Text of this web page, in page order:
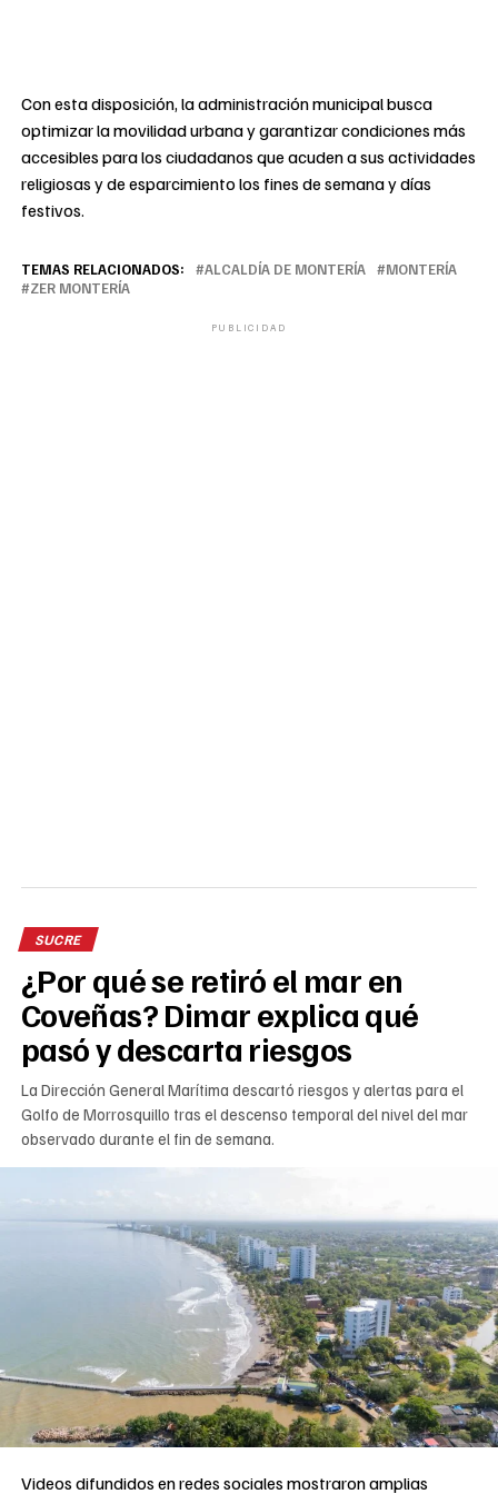
Con esta disposición, la administración municipal busca
optimizar la movilidad urbana y garantizar condiciones más
accesibles para los ciudadanos que acuden a sus actividades
religiosas y de esparcimiento los fines de semana y días
festivos.
TEMAS RELACIONADOS: ALCALDÍA DE MONTERÍA
MONTERÍA
ZER MONTERÍA
PUBLICIDAD
SUCRE
¿Por qué se retiró el mar en
Coveñas? Dimar explica qué
pasó y descarta riesgos
La Dirección General Marítima descartó riesgos y alertas para el
Golfo de Morrosquillo tras el descenso temporal del nivel del mar
observado durante el fin de semana.
Videos difundidos en redes sociales mostraron amplias